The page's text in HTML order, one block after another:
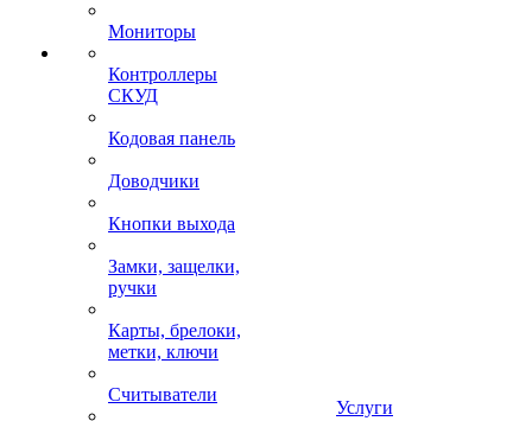
Мониторы
Контроллеры
СКУД
Кодовая панель
Доводчики
Кнопки выхода
Замки, защелки,
ручки
Карты, брелоки,
метки, ключи
Считыватели
Услуги